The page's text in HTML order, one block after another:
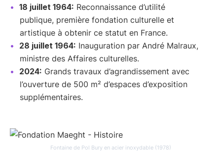
18 juillet 1964: Reconnaissance d’utilité
publique, première fondation culturelle et
artistique à obtenir ce statut en France.
28 juillet 1964: Inauguration par André Malraux,
ministre des Affaires culturelles.
2024: Grands travaux d’agrandissement avec
l’ouverture de 500 m² d’espaces d’exposition
supplémentaires.
Fontaine de Pol Bury en acier inoxydable (1978)